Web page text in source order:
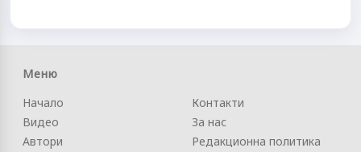
Меню
Начало
Видео
Автори
Контакти
За нас
Редакционна политика